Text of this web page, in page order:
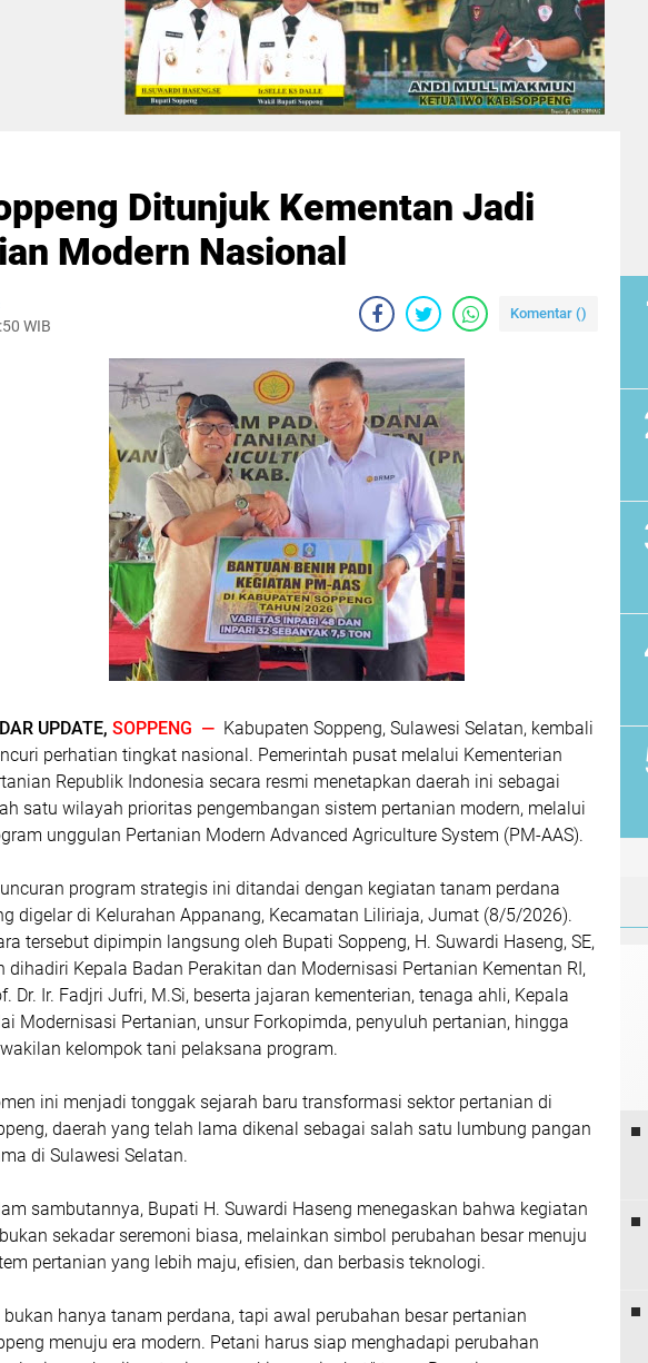
Ditunjuk Kementan Jadi
Modern Nasional
WIB
Komentar ()
UPDATE, SOPPENG — Kabupaten Soppeng, Sulawesi Selatan, kembali
perhatian tingkat nasional. Pemerintah pusat melalui Kementerian
Republik Indonesia secara resmi menetapkan daerah ini sebagai
satu wilayah prioritas pengembangan sistem pertanian modern, melalui
unggulan Pertanian Modern Advanced Agriculture System (PM-AAS).
program strategis ini ditandai dengan kegiatan tanam perdana
digelar di Kelurahan Appanang, Kecamatan Liliriaja, Jumat (8/5/2026).
tersebut dipimpin langsung oleh Bupati Soppeng, H. Suwardi Haseng, SE,
dihadiri Kepala Badan Perakitan dan Modernisasi Pertanian Kementan RI,
Dr. Ir. Fadjri Jufri, M.Si, beserta jajaran kementerian, tenaga ahli, Kepala
Modernisasi Pertanian, unsur Forkopimda, penyuluh pertanian, hingga
kelompok tani pelaksana program.
ini menjadi tonggak sejarah baru transformasi sektor pertanian di
daerah yang telah lama dikenal sebagai salah satu lumbung pangan
di Sulawesi Selatan.
sambutannya, Bupati H. Suwardi Haseng menegaskan bahwa kegiatan
sekadar seremoni biasa, melainkan simbol perubahan besar menuju
pertanian yang lebih maju, efisien, dan berbasis teknologi.
bukan hanya tanam perdana, tapi awal perubahan besar pertanian
menuju era modern. Petani harus siap menghadapi perubahan